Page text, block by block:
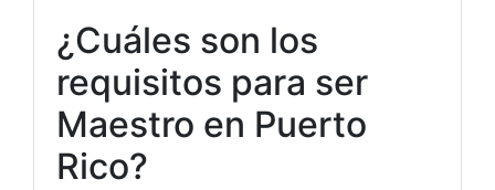
¿Cuáles son los
requisitos para ser
Maestro en Puerto
Rico?